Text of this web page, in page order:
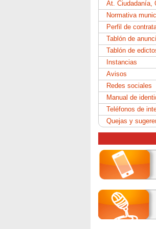
At. Ciudadanía,
Normativa
Perfil de
Tablón de
Tablón de
Instancias
Avisos
Redes sociales
Manual de
Teléfonos de
Quejas y